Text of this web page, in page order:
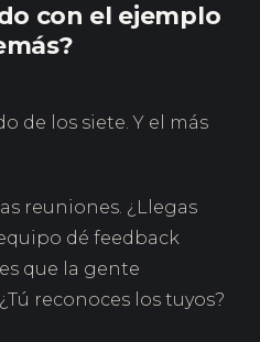
con el ejemplo
de los siete. Y el más
reuniones. ¿Llegas
dé feedback
que la gente
reconoces los tuyos?